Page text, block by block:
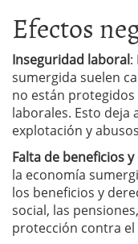
Efectos
Inseguridad laboral:
sumergida suelen
no están
laborales. Esto deja
explotación y
Falta de beneficios
la economía
los beneficios y
social, las
protección contra